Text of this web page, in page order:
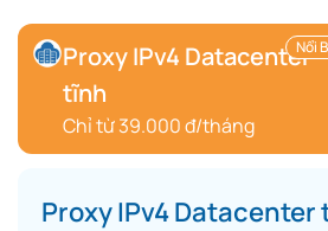
Nổi
Proxy IPv4 Datacenter
tĩnh
Chỉ từ 39.000 đ/tháng
Proxy IPv4 Datacenter